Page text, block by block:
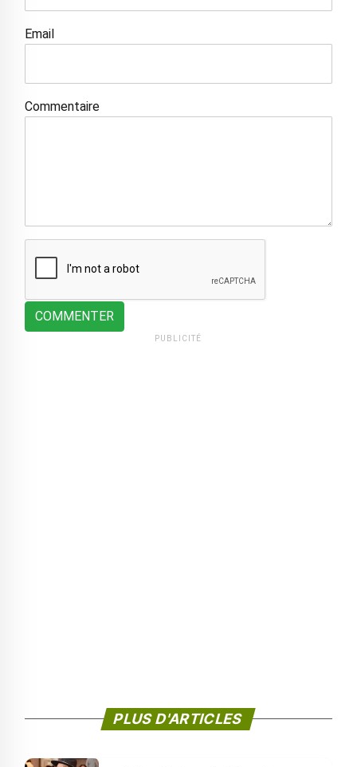
Email
Commentaire
COMMENTER
PUBLICITÉ
PLUS D'ARTICLES